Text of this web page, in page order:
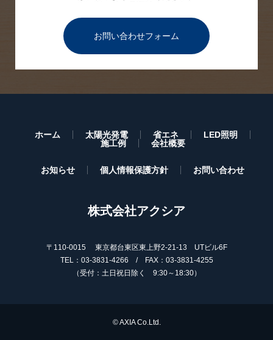
お問い合わせフォーム
ホーム 太陽光発電 省エネ
LED照明
施工例
会社概要
お知らせ 個人情報保護方針 お問い合わせ
株式会社アクシア
〒110-0015 東京都台東区東上野2-21-13 UTビル6F
TEL：03-3831-4266 / FAX：03-3831-4255
（受付：土日祝日除く 9:30～18:30）
© AXIA Co.Ltd.